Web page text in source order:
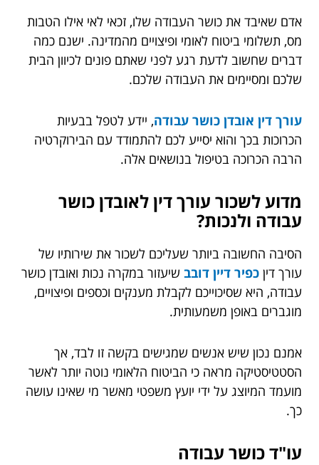
אדם שאיבד את כושר העבודה שלו, זכאי לאי אילו הטבות
מס, תשלומי ביטוח לאומי ופיצויים מהמדינה. ישנם כמה
דברים שחשוב לדעת רגע לפני שאתם פונים לכיוון הבית
שלכם ומסיימים את העבודה שלכם.
עורך דין אובדן כושר עבודה, יידע לטפל בבעיות
הכרוכות בכך והוא יסייע לכם להתמודד עם הבירוקרטיה
הרבה הכרוכה בטיפול בנושאים אלה.
מדוע לשכור עורך דין לאובדן כושר
עבודה ולנכות?
הסיבה החשובה ביותר שעליכם לשכור את שירותיו של
עורך דין כפיר דיין דובב שיעזור במקרה נכות ואובדן כושר
עבודה, היא שסיכוייכם לקבלת מענקים וכספים ופיצויים,
מוגברים באופן משמעותית.
אמנם נכון שיש אנשים שמגישים בקשה זו לבד, אך
הסטטיסטיקה מראה כי הביטוח הלאומי נוטה יותר לאשר
מועמד המיוצג על ידי יועץ משפטי מאשר מי שאינו עושה
כך.
עו"ד כושר עבודה